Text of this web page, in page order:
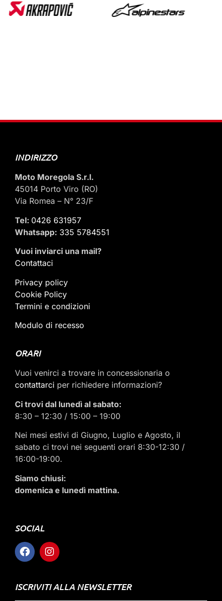
INDIRIZZO
Moto Moregola S.r.l.
45014 Porto Viro (RO)
Via Romea – N° 23/F
Tel: 0426 631957
Whatsapp: 335 5784551
Vuoi inviarci una mail?
Contattaci
Privacy policy
Cookie Policy
Termini e condizioni
Modulo di recesso
ORARI
Vuoi venirci a trovare in concessionaria o
contattarci per richiedere informazioni?
Ci trovi dal lunedì al sabato:
8:30 – 12:30 / 15:00 – 19:00
Nei mesi estivi di Giugno, Luglio e Agosto, il
sabato ci trovi nei seguenti orari 8:30-12:30 /
16:00-19:00.
Siamo chiusi:
domenica e lunedì mattina.
SOCIAL
ISCRIVITI ALLA NEWSLETTER